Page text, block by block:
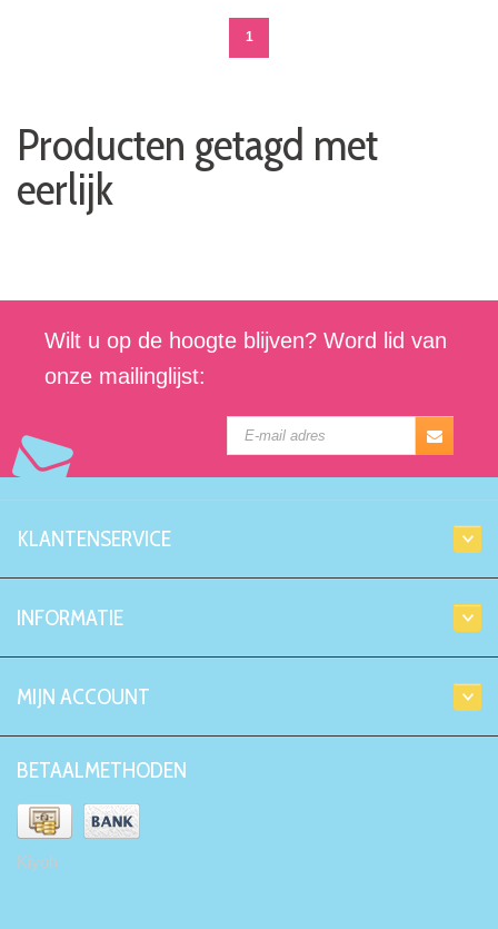
1
Producten getagd met
eerlijk
Wilt u op de hoogte blijven? Word lid van
onze mailinglijst:
KLANTENSERVICE
INFORMATIE
MIJN ACCOUNT
BETAALMETHODEN
Kiyoh